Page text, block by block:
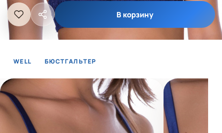
В корзину
WELL БЮСТГАЛЬТЕР